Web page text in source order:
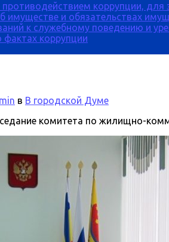
коррупции, для
имуществе и обязательствах
к служебному поведению и
коррупции
в В городской Думе
комитета по жилищно-